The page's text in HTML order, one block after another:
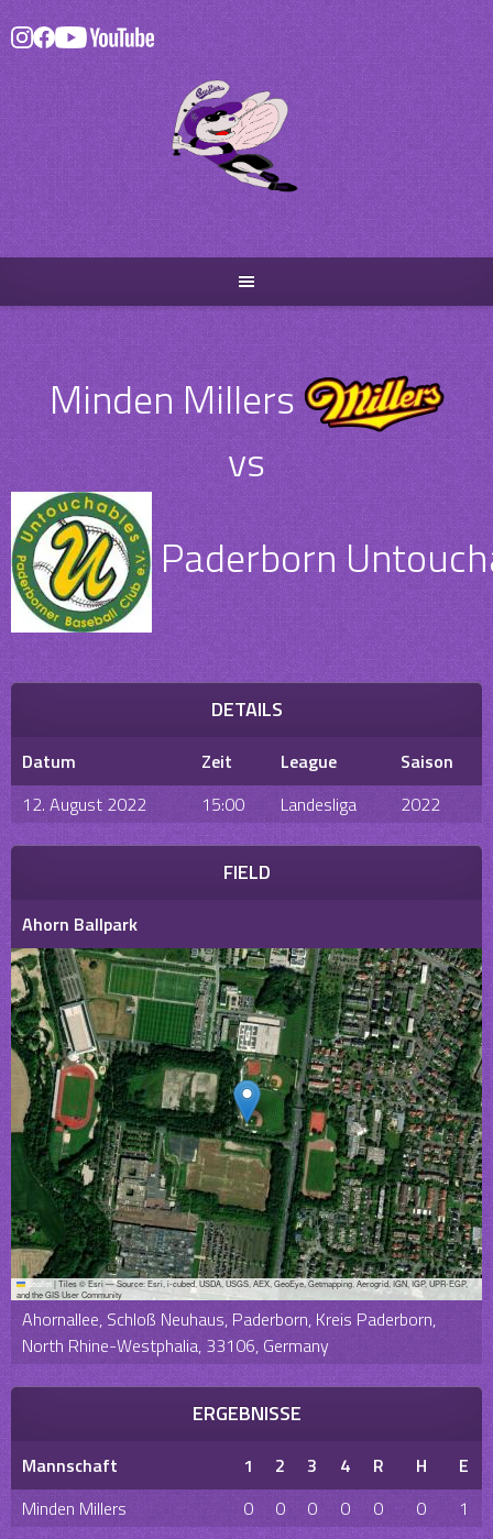
Skip
to
content
Minden Millers
vs
Paderborn
DETAILS
Datum Zeit League
Saison
12. August 2022
15:00 Landesliga 2022
FIELD
Ahorn Ballpark
Leaflet |Tiles © Esri — Source: Esri, i-cubed, USDA, USGS, AEX, GeoEye, Getmapping, Aerogrid, IGN, IGP, UPR-EGP,
and the GIS User Community
Ahornallee, Schloß Neuhaus, Paderborn, Kreis Paderborn,
North Rhine-Westphalia, 33106, Germany
ERGEBNISSE
Mannschaft 1 2 3 4 R H
E
Minden Millers
0 0 0 0 0 0
1